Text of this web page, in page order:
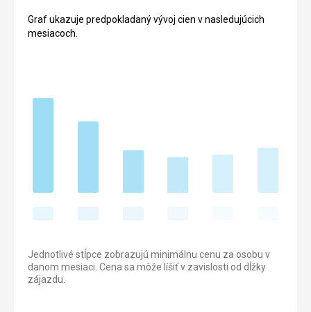
Graf ukazuje predpokladaný vývoj cien v nasledujúcich
mesiacoch.
Jednotlivé stĺpce zobrazujú minimálnu cenu za osobu v
danom mesiaci. Cena sa môže líšiť v zavislosti od dĺžky
zájazdu.